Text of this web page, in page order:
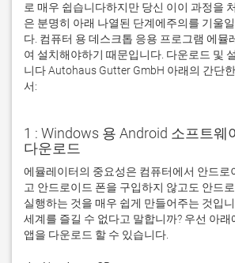
로 매우 쉽습니다하지만 당신 이이 과정을
은 분명히 아래 나열된 단계에주의를 기울
다. 컴퓨터 용 데스크톱 응용 프로그램 에뮬
여 설치해야하기 때문입니다. 다운로드 및
니다 Autohaus Gutter GmbH 아래의 간단
서:
1 : Windows 용 Android 소프트웨
다운로드
에뮬레이터의 중요성은 컴퓨터에서 안드로
고 안드로이드 폰을 구입하지 않고도 안드
실행하는 것을 매우 쉽게 만들어주는 것입
세계를 즐길 수 없다고 말합니까? 우선 아